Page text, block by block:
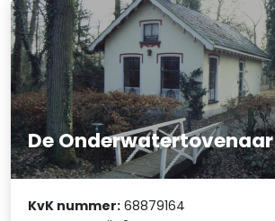
De Onderwatertovenaar
KvK nummer: 68879164